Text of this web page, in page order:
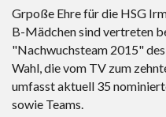
Grpoße Ehre für die HSG
B-Mädchen sind vertreten
"Nachwuchsteam 2015"
Wahl, die vom TV zum
umfasst aktuell 35
sowie Teams.